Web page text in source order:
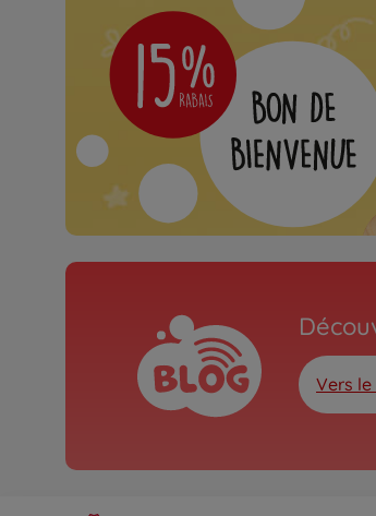
Vers